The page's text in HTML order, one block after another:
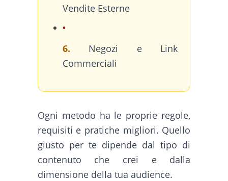
Vendite Esterne
6. Negozi e Link
Commerciali
Ogni metodo ha le proprie regole,
requisiti e pratiche migliori. Quello
giusto per te dipende dal tipo di
contenuto che crei e dalla
dimensione della tua audience.